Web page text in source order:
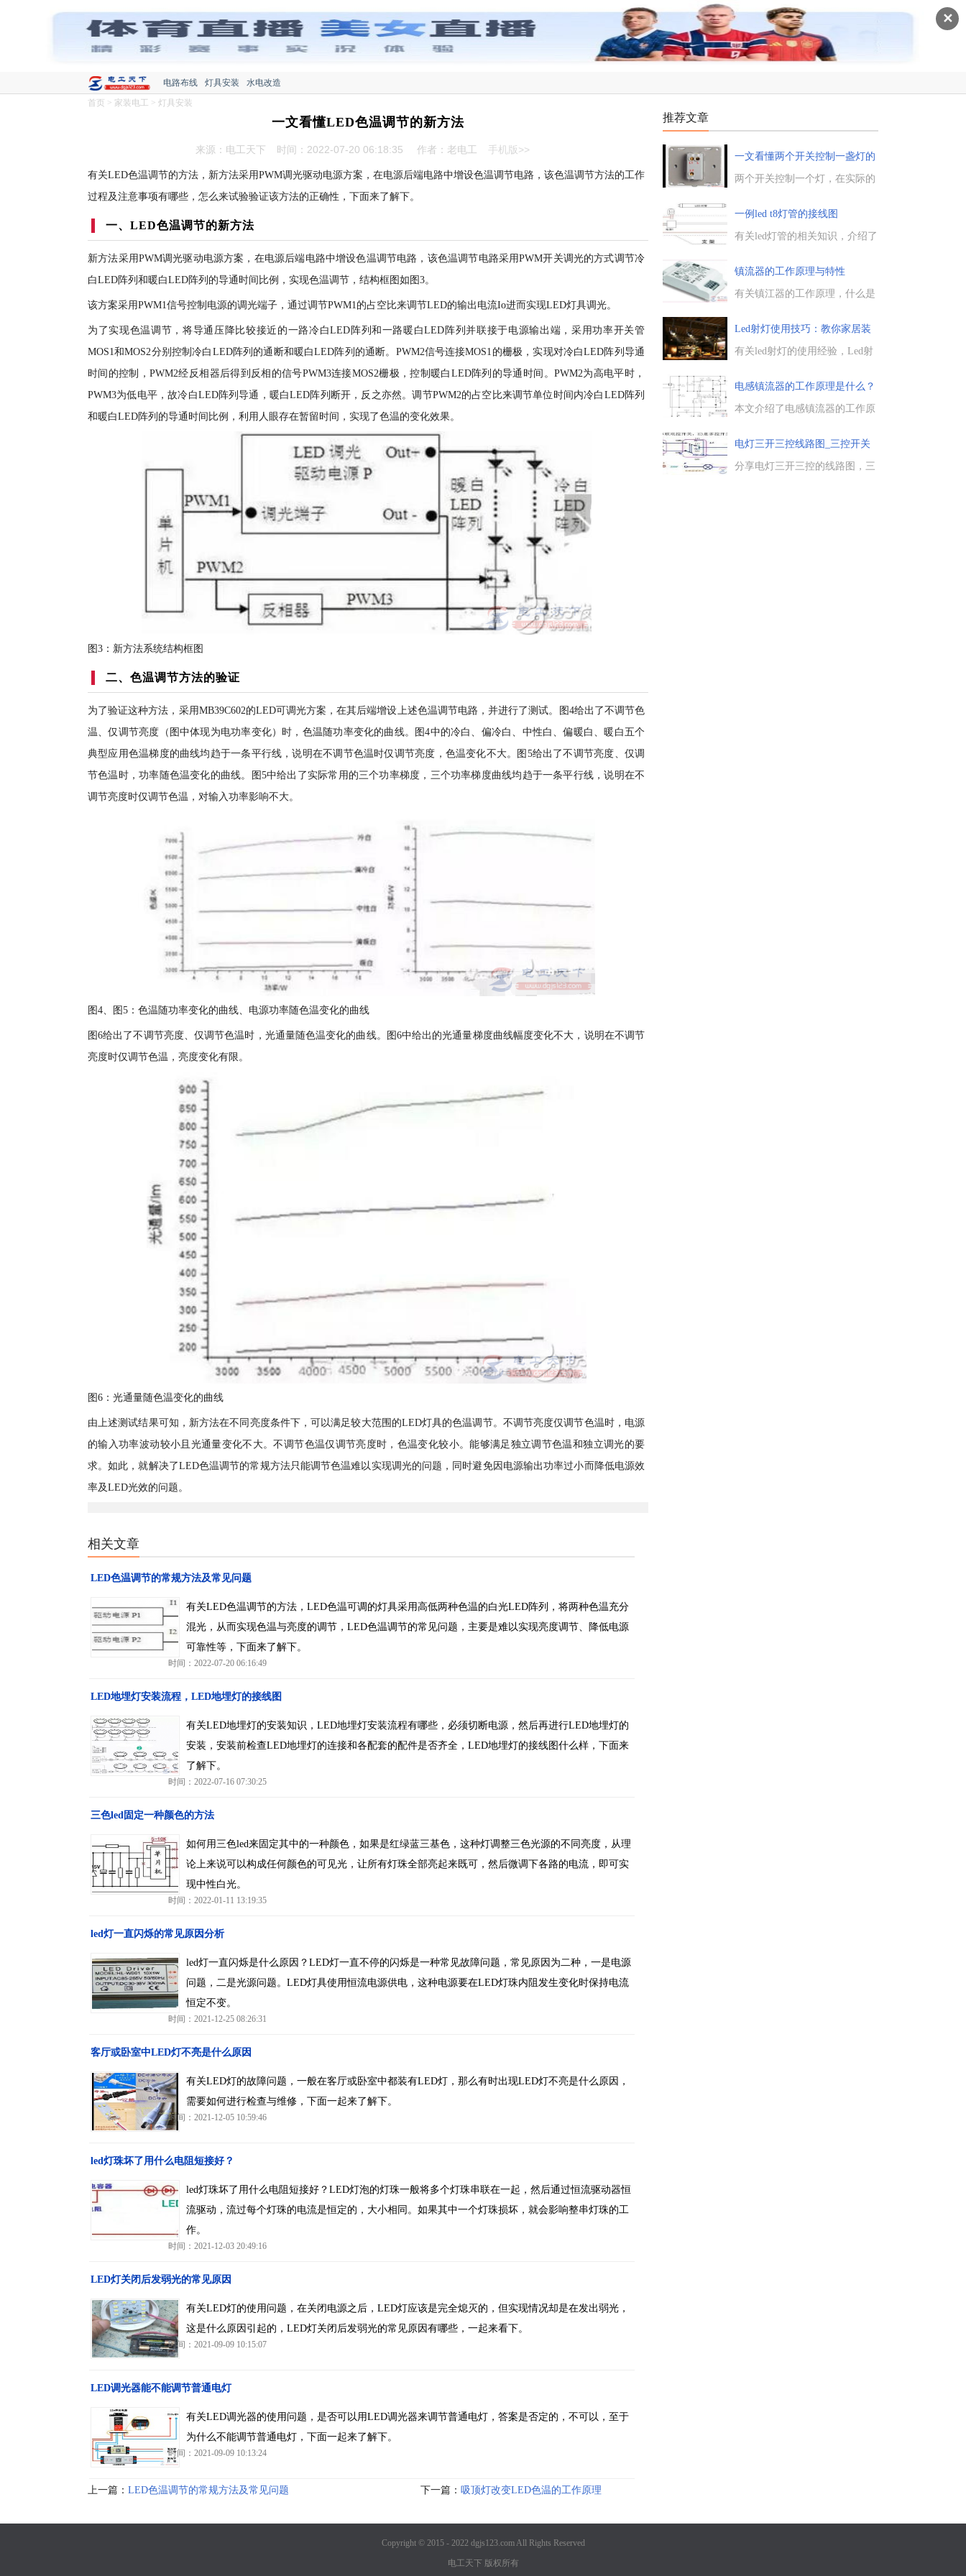
✕
电路布线 灯具安装
水电改造
首页 > 家装电工 > 灯具安装
一文看懂LED色温调节的新方法
来源：电工天下 时间：2022-07-20 06:18:35 作者：老电工 手机版>>
有关LED色温调节的方法，新方法采用PWM调光驱动电源方案，在电源后端电路中增设色温调节电路，该色温调节方法的工作
过程及注意事项有哪些，怎么来试验验证该方法的正确性，下面来了解下。
一、LED色温调节的新方法
新方法采用PWM调光驱动电源方案，在电源后端电路中增设色温调节电路，该色温调节电路采用PWM开关调光的方式调节冷
白LED阵列和暖白LED阵列的导通时间比例，实现色温调节，结构框图如图3。
该方案采用PWM1信号控制电源的调光端子，通过调节PWM1的占空比来调节LED的输出电流Io进而实现LED灯具调光。
为了实现色温调节，将导通压降比较接近的一路冷白LED阵列和一路暖白LED阵列并联接于电源输出端，采用功率开关管
MOS1和MOS2分别控制冷白LED阵列的通断和暖白LED阵列的通断。PWM2信号连接MOS1的栅极，实现对冷白LED阵列导通
时间的控制，PWM2经反相器后得到反相的信号PWM3连接MOS2栅极，控制暖白LED阵列的导通时间。PWM2为高电平时，
PWM3为低电平，故冷白LED阵列导通，暖白LED阵列断开，反之亦然。调节PWM2的占空比来调节单位时间内冷白LED阵列
和暖白LED阵列的导通时间比例，利用人眼存在暂留时间，实现了色温的变化效果。
图3：新方法系统结构框图
二、色温调节方法的验证
为了验证这种方法，采用MB39C602的LED可调光方案，在其后端增设上述色温调节电路，并进行了测试。图4给出了不调节色
温、仅调节亮度（图中体现为电功率变化）时，色温随功率变化的曲线。图4中的冷白、偏冷白、中性白、偏暖白、暖白五个
典型应用色温梯度的曲线均趋于一条平行线，说明在不调节色温时仅调节亮度，色温变化不大。图5给出了不调节亮度、仅调
节色温时，功率随色温变化的曲线。图5中给出了实际常用的三个功率梯度，三个功率梯度曲线均趋于一条平行线，说明在不
调节亮度时仅调节色温，对输入功率影响不大。
图4、图5：色温随功率变化的曲线、电源功率随色温变化的曲线
图6给出了不调节亮度、仅调节色温时，光通量随色温变化的曲线。图6中给出的光通量梯度曲线幅度变化不大，说明在不调节
亮度时仅调节色温，亮度变化有限。
图6：光通量随色温变化的曲线
由上述测试结果可知，新方法在不同亮度条件下，可以满足较大范围的LED灯具的色温调节。不调节亮度仅调节色温时，电源
的输入功率波动较小且光通量变化不大。不调节色温仅调节亮度时，色温变化较小。能够满足独立调节色温和独立调光的要
求。如此，就解决了LED色温调节的常规方法只能调节色温难以实现调光的问题，同时避免因电源输出功率过小而降低电源效
率及LED光效的问题。
相关文章
LED色温调节的常规方法及常见问题
有关LED色温调节的方法，LED色温可调的灯具采用高低两种色温的白光LED阵列，将两种色温充分
混光，从而实现色温与亮度的调节，LED色温调节的常见问题，主要是难以实现亮度调节、降低电源
可靠性等，下面来了解下。
时间：2022-07-20 06:16:49
LED地埋灯安装流程，LED地埋灯的接线图
有关LED地埋灯的安装知识，LED地埋灯安装流程有哪些，必须切断电源，然后再进行LED地埋灯的
安装，安装前检查LED地埋灯的连接和各配套的配件是否齐全，LED地埋灯的接线图什么样，下面来
了解下。
时间：2022-07-16 07:30:25
三色led固定一种颜色的方法
如何用三色led来固定其中的一种颜色，如果是红绿蓝三基色，这种灯调整三色光源的不同亮度，从理
论上来说可以构成任何颜色的可见光，让所有灯珠全部亮起来既可，然后微调下各路的电流，即可实
现中性白光。
时间：2022-01-11 13:19:35
led灯一直闪烁的常见原因分析
led灯一直闪烁是什么原因？LED灯一直不停的闪烁是一种常见故障问题，常见原因为二种，一是电源
问题，二是光源问题。LED灯具使用恒流电源供电，这种电源要在LED灯珠内阻发生变化时保持电流
恒定不变。
时间：2021-12-25 08:26:31
客厅或卧室中LED灯不亮是什么原因
有关LED灯的故障问题，一般在客厅或卧室中都装有LED灯，那么有时出现LED灯不亮是什么原因，
需要如何进行检查与维修，下面一起来了解下。
时间：2021-12-05 10:59:46
led灯珠坏了用什么电阻短接好？
led灯珠坏了用什么电阻短接好？LED灯泡的灯珠一般将多个灯珠串联在一起，然后通过恒流驱动器恒
流驱动，流过每个灯珠的电流是恒定的，大小相同。如果其中一个灯珠损坏，就会影响整串灯珠的工
作。
时间：2021-12-03 20:49:16
LED灯关闭后发弱光的常见原因
有关LED灯的使用问题，在关闭电源之后，LED灯应该是完全熄灭的，但实现情况却是在发出弱光，
这是什么原因引起的，LED灯关闭后发弱光的常见原因有哪些，一起来看下。
时间：2021-09-09 10:15:07
LED调光器能不能调节普通电灯
有关LED调光器的使用问题，是否可以用LED调光器来调节普通电灯，答案是否定的，不可以，至于
为什么不能调节普通电灯，下面一起来了解下。
时间：2021-09-09 10:13:24
上一篇： LED色温调节的常规方法及常见问题 下一篇： 吸顶灯改变LED色温的工作原理
推荐文章
一文看懂两个开关控制一盏灯的
高
两个开关控制一个灯，在实际的
灯三控有三种接法，但不推荐第
三种火线零线进开关，这里介绍
一种稍微费线但却是安全又实用
控制一盏灯的高清接线图，一起
来看下。...
一例led t8灯管的接线图
有关led灯管的相关知识，介绍了
的led灯管接线比较简单，而有些
T8灯管在接线时，需要购买一个
支架，才能按一体化的方式来接
镇流器的工作原理与特性
有关镇江器的工作原理，什么是
器有什么不同，以及镇流器的优
缺点有哪些，一起来了解下。...
Led射灯使用技巧：教你家居装
修时
有关led射灯的使用经验，Led射
性能非常不错，在家居装修时用
好led射灯，可以增加居室的灯泡
氛围，给你一种温馨浪漫的感
使用技巧，一起来看下。...
电感镇流器的工作原理是什么？
本文介绍了电感镇流器的工作原
的两端各装入一个电极，高压钠
灯在稳态下的负阻特性，从而使
电感镇流器可以起停日光灯等设
电灯三开三控线路图_三控开关
控
分享电灯三开三控的线路图，三
Copyright © 2015 - 2022 dgjs123.com All Rights Reserved
电工天下 版权所有